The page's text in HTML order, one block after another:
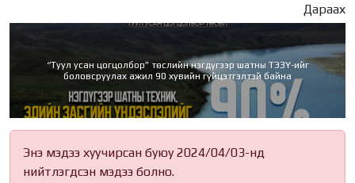
Дараах
“Туул усан цогцолбор” төслийн нэгдүгээр шатны ТЭЗҮ-ийг
боловсруулах ажил 90 хувийн гүйцэтгэлтэй байна
Энэ мэдээ хуучирсан буюу 2024/04/03-нд
нийтлэгдсэн мэдээ болно.